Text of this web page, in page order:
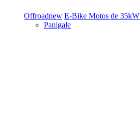
Offroadnew E-Bike Motos de 35kW
Panigale